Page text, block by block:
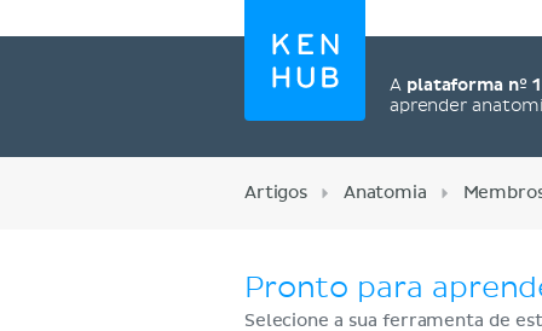
A plataforma nº 1
aprender
Artigos Anatomia
Pronto para
Selecione a sua ferramenta de